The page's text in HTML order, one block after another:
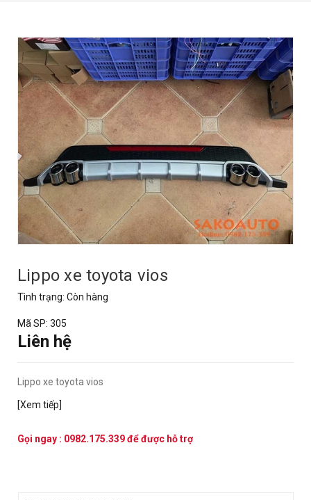
Lippo xe toyota vios
Tình trạng: Còn hàng
Mã SP: 305
Liên hệ
Lippo xe toyota vios
[Xem tiếp]
Gọi ngay : 0982.175.339để được hỗ trợ